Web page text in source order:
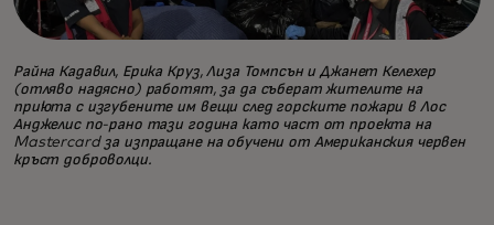
Райна Кадавил, Ерика Круз, Лиза Томпсън и Джанет Келехер
(отляво надясно) работят, за да съберат жителите на
приюта с изгубените им вещи след горските пожари в Лос
Анджелис по-рано тази година като част от проекта на
Mastercard за изпращане на обучени от Американския червен
кръст доброволци.